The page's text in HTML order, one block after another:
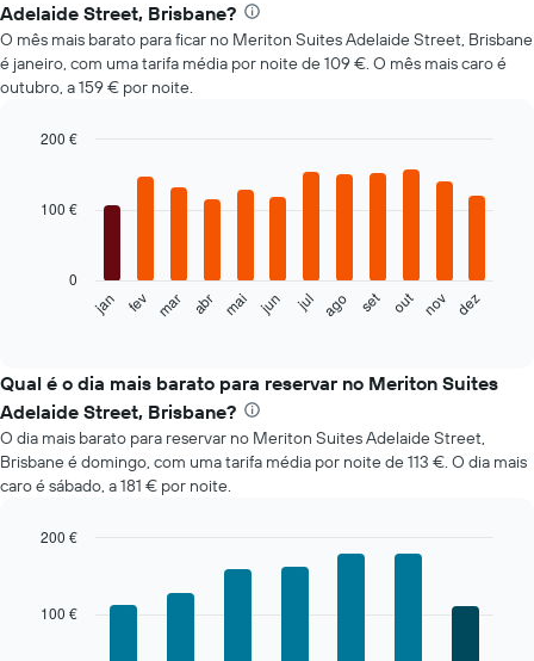
Adelaide Street, Brisbane?
O mês mais barato para ficar no Meriton Suites Adelaide Street, Brisbane
é janeiro, com uma tarifa média por noite de 109 €. O mês mais caro é
outubro, a 159 € por noite.
with
o
preço
médio
de
um
quarto
cada
gráfico
apresenta
jan fev mar abr mai jun jul ago set out nov dez
0
100 €
200 €
Qual é o dia mais barato para reservar no Meriton Suites
Adelaide Street, Brisbane?
O dia mais barato para reservar no Meriton Suites Adelaide Street,
Brisbane é domingo, com uma tarifa média por noite de 113 €. O dia mais
caro é sábado, a 181 € por noite.
100 €
200 €